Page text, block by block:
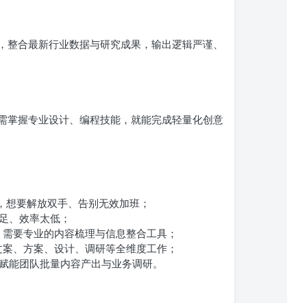
合最新行业数据与研究成果，输出逻辑严谨、
掌握专业设计、编程技能，就能完成轻量化创意
想要解放双手、告别无效加班；
、效率太低；
要专业的内容梳理与信息整合工具；
、方案、设计、调研等全维度工作；
能团队批量内容产出与业务调研。